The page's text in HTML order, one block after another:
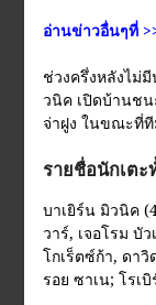
อ่านข่าวอื่นๆที่
ช่วงครึ่งหลังไม่
วนิค เปิดบ้านชน
จ่าฝูง ในขณะที่ที
รายชื่อนักเตะ
บาเยิร์น มิวนิค
วาร์, เจอโรม บั
โกเร็ตซ์ก้า, ดา
รอย ซาเน; โรเ